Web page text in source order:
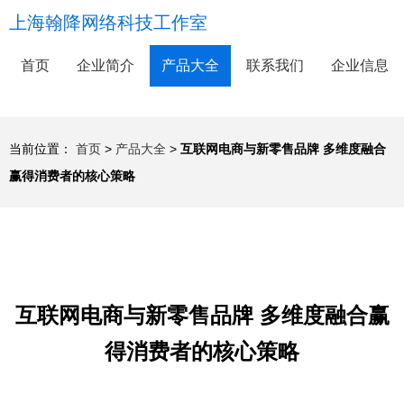
上海翰降网络科技工作室
首页 企业简介 产品大全 联系我们 企业信息
当前位置： 首页 > 产品大全 > 互联网电商与新零售品牌 多维度融合
赢得消费者的核心策略
互联网电商与新零售品牌 多维度融合赢
得消费者的核心策略